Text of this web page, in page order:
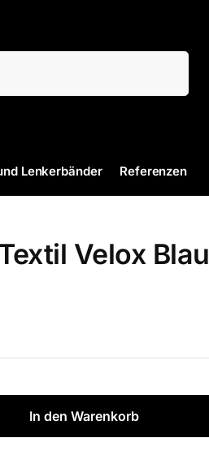
Lenkerbänder Referenzen
Velox Blau
In den Warenkorb